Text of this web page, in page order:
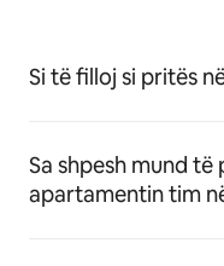
Si të filloj si pritës
Sa shpesh mund të
apartamentin tim